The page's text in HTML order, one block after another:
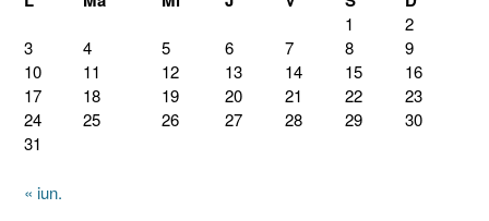
1
2
3
4 5 6 7 8
9
10
11 12 13 14 15
16
17
18 19 20 21 22
23
24
25 26 27 28 29
30
31
« iun.